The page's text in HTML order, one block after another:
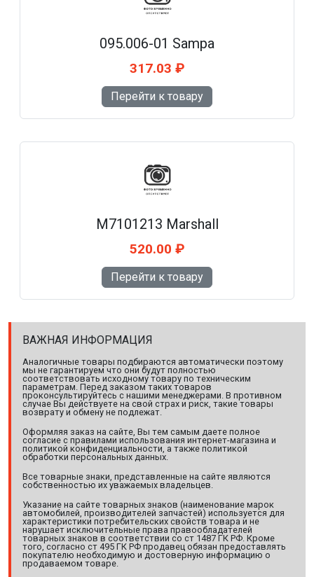
095.006-01 Sampa
317.03 ₽
Перейти к товару
M7101213 Marshall
520.00 ₽
Перейти к товару
ВАЖНАЯ ИНФОРМАЦИЯ
Аналогичные товары подбираются автоматически поэтому
мы не гарантируем что они будут полностью
соответствовать исходному товару по техническим
параметрам. Перед заказом таких товаров
проконсультируйтесь с нашими менеджерами. В противном
случае Вы действуете на свой страх и риск, такие товары
возврату и обмену не подлежат.
Оформляя заказ на сайте, Вы тем самым даете полное
согласие с правилами использования интернет-магазина и
политикой конфиденциальности, а также политикой
обработки персональных данных.
Все товарные знаки, представленные на сайте являются
собственностью их уважаемых владельцев.
Указание на сайте товарных знаков (наименование марок
автомобилей, производителей запчастей) используется для
характеристики потребительских свойств товара и не
нарушает исключительные права правообладателей
товарных знаков в соответствии со ст 1487 ГК РФ. Кроме
того, согласно ст 495 ГК РФ продавец обязан предоставлять
покупателю необходимую и достоверную информацию о
продаваемом товаре.